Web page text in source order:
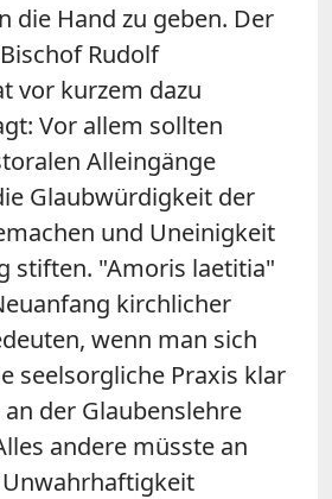
die Hand zu geben. Der
Rudolf
vor kurzem dazu
Vor allem sollten
Alleingänge
Glaubwürdigkeit der
und Uneinigkeit
stiften. "Amoris laetitia"
kirchlicher
wenn man sich
seelsorgliche Praxis klar
der Glaubenslehre
andere müsste an